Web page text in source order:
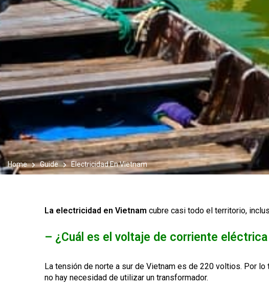
Home Guide Electricidad En Vietnam
La electricidad en Vietnam cubre casi todo el territorio,
– ¿Cuál es el voltaje de corriente eléctrica
La tensión de norte a sur de Vietnam es de 220 voltios. Por
no hay necesidad de utilizar un transformador.